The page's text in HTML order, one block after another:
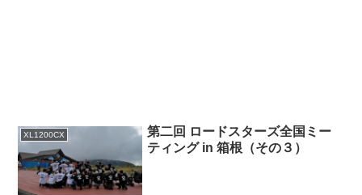
XL1200CX
第二回 ロードスターズ全国ミー
ティング in 箱根（その３）